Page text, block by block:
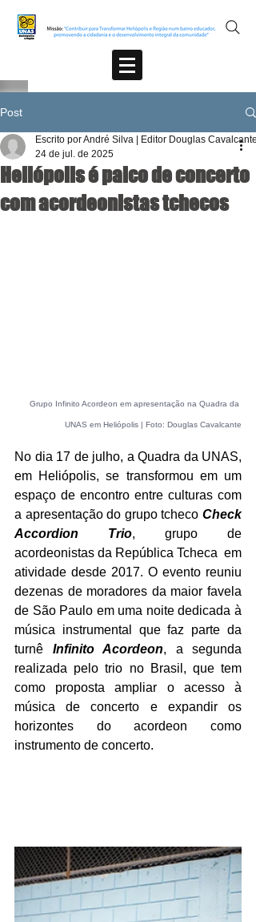
Post
Heliópolis é palco de concerto
com acordeonistas tchecos
Escrito por André Silva | Editor Douglas Cavalcante
24 de jul. de 2025
Grupo Infinito Acordeon em apresentação na Quadra da
UNAS em Heliópolis | Foto: Douglas Cavalcante
No dia 17 de julho, a Quadra da UNAS,
em Heliópolis, se transformou em um
espaço de encontro entre culturas com
a apresentação do grupo tcheco Check
Accordion Trio, grupo de
acordeonistas da República Tcheca  em
atividade desde 2017. O evento reuniu
dezenas de moradores da maior favela
de São Paulo em uma noite dedicada à
música instrumental que faz parte da
turnê Infinito Acordeon, a segunda
realizada pelo trio no Brasil, que tem
como proposta ampliar o acesso à
música de concerto e expandir os
horizontes do acordeon como
instrumento de concerto.